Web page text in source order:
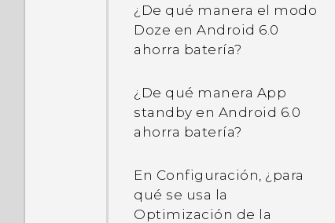
¿De qué manera el modo
Doze en Android 6.0
ahorra batería?
¿De qué manera App
standby en Android 6.0
ahorra batería?
En Configuración, ¿para
qué se usa la
Optimización de la